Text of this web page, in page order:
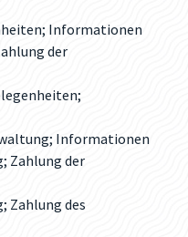
Informationen
der
Informationen
Zahlung der
Zahlung des